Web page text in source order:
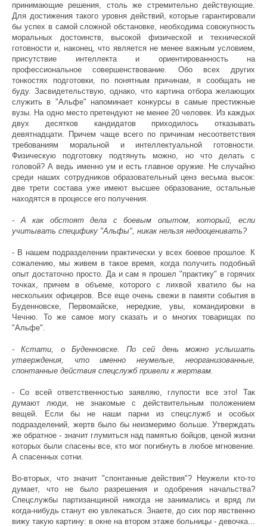
принимающие решения, столь же стремительно действующие.
Для достижения такого уровня действий, которые гарантировали
бы успех в самой сложной обстановке, необходима совокупность
моральных достоинств, высокой физической и технической
готовности и, наконец, что является не менее важным условием,
присутствие интеллекта и ориентированность на
профессиональное совершенствование. Обо всех других
тонкостях подготовки, по понятным причинам, я сообщать не
буду. Засвидетельствую, однако, что картина отбора желающих
служить в "Альфе" напоминает конкурсы в самые престижные
вузы. На одно место претендуют не менее 20 человек. Из каждых
двух десятков кандидатов приходилось отказывать
девятнадцати. Причем чаще всего по причинам несоответствия
требованиям моральной и интеллектуальной готовности.
Физическую подготовку подтянуть можно, но что делать с
головой? А ведь именно ум и есть главное оружие. Не случайно
среди наших сотрудников образовательный ценз весьма высок:
две трети состава уже имеют высшее образование, остальные
находятся в процессе его получения.
- А как обстоят дела с боевым опытом, который, если
учитывать специфику "Альфы", никак нельзя недооценивать?
- В нашем подразделении практически у всех боевое прошлое. К
сожалению, мы живем в такое время, когда получить подобный
опыт достаточно просто. Да и сам я прошел "практику" в горячих
точках, причем в объеме, которого с лихвой хватило бы на
нескольких офицеров. Все еще очень свежи в памяти события в
Буденновске, Первомайске, нередкие, увы, командировки в
Чечню. То же самое могу сказать и о многих товарищах по
"Альфе".
- Кстати, о Буденновске. По сей день можно услышать
утверждения, что именно неумелые, неорганизованные,
спонтанные действия спецслужб привели к жертвам.
- Со всей ответственностью заявляю, глупости все это! Так
думают люди, не знакомые с действительным положением
вещей. Если бы не наши парни из спецслужб и особых
подразделений, жертв было бы неизмеримо больше. Утверждать
же обратное - значит глумиться над памятью бойцов, ценой жизни
которых были спасены все, кто мог погибнуть в любое мгновение.
А спасенных сотни.
Во-вторых, что значит "спонтанные действия"? Неужели кто-то
думает, что не было разрешения и одобрения начальства?
Спецслужбы партизанщиной никогда не занимались и вряд ли
когда-нибудь станут ею увлекаться. Знаете, до сих пор явственно
вижу такую картину: в окне на втором этаже больницы - девочка...